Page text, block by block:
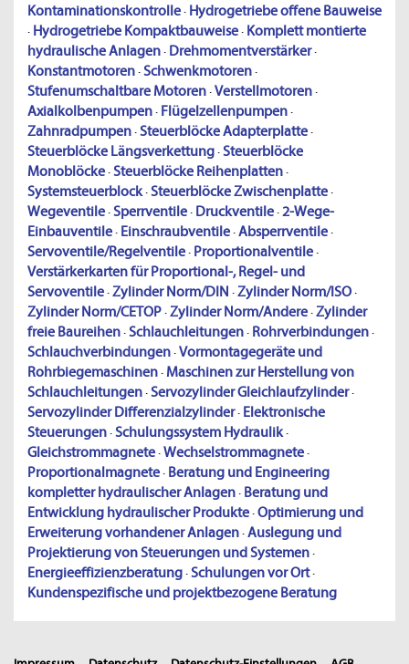
Kontaminationskontrolle· Hydrogetriebe offene Bauweise
· Hydrogetriebe Kompaktbauweise· Komplett montierte
hydraulische Anlagen· Drehmomentverstärker·
Konstantmotoren·Schwenkmotoren·
Stufenumschaltbare Motoren·Verstellmotoren·
Axialkolbenpumpen· Flügelzellenpumpen·
Zahnradpumpen·Steuerblöcke Adapterplatte·
Steuerblöcke Längsverkettung·Steuerblöcke
Monoblöcke·Steuerblöcke Reihenplatten·
Systemsteuerblock·Steuerblöcke Zwischenplatte·
Wegeventile·Sperrventile· Druckventile·2-Wege-
Einbauventile· Einschraubventile·Absperrventile·
Servoventile/Regelventile· Proportionalventile·
Verstärkerkarten für Proportional-, Regel- und
Servoventile·Zylinder Norm/DIN ·Zylinder Norm/ISO·
Zylinder Norm/CETOP·Zylinder Norm/Andere·Zylinder
freie Baureihen·Schlauchleitungen· Rohrverbindungen·
Schlauchverbindungen·Vormontagegeräte und
Rohrbiegemaschinen· Maschinen zur Herstellung von
Schlauchleitungen·Servozylinder Gleichlaufzylinder·
Servozylinder Differenzialzylinder· Elektronische
Steuerungen·Schulungssystem Hydraulik·
Gleichstrommagnete·Wechselstrommagnete·
Proportionalmagnete· Beratung und Engineering
kompletter hydraulischer Anlagen· Beratung und
Entwicklung hydraulischer Produkte·Optimierung und
Erweiterung vorhandener Anlagen·Auslegung und
Projektierung von Steuerungen und Systemen·
Energieeffizienzberatung·Schulungen vor Ort·
Kundenspezifische und projektbezogene Beratung